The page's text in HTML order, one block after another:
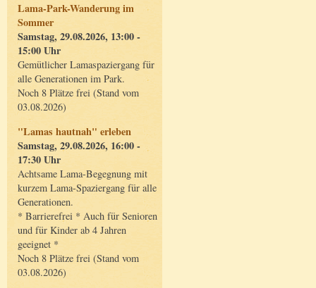
Lama-Park-Wanderung im
Sommer
Samstag, 29.08.2026, 13:00 -
15:00 Uhr
Gemütlicher Lamaspaziergang für
alle Generationen im Park.
Noch 8 Plätze frei (Stand vom
03.08.2026)
"Lamas hautnah" erleben
Samstag, 29.08.2026, 16:00 -
17:30 Uhr
Achtsame Lama-Begegnung mit
kurzem Lama-Spaziergang für alle
Generationen.
* Barrierefrei * Auch für Senioren
und für Kinder ab 4 Jahren
geeignet *
Noch 8 Plätze frei (Stand vom
03.08.2026)